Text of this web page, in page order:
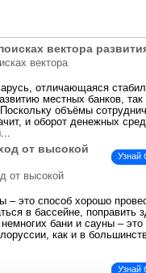
вектора
отличающаяся
местных банков, так
объёмы
и оборот денежных
Узнай
от высокой
это способ хорошо
в бассейне, поправить
бани и сауны – это
как и в
Узнай